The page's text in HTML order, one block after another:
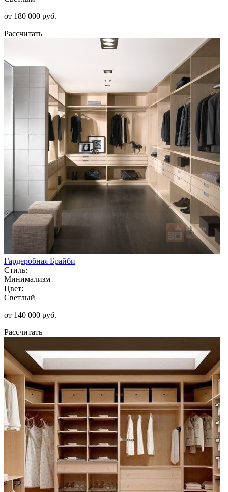
от 180 000 руб.
Рассчитать
Гардеробная Брайби
Стиль:
Минимализм
Цвет:
Светлый
от 140 000 руб.
Рассчитать